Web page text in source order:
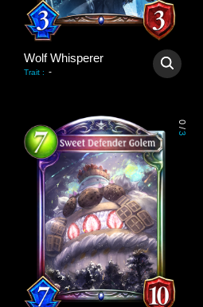
Wolf Whisperer
Trait : -
0
/
3